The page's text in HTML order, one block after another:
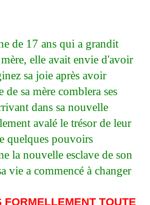
de 17 ans qui a grandit
elle avait envie d'avoir
sa joie après avoir
sa mère comblera ses
dans sa nouvelle
avalé le trésor de leur
quelques pouvoirs
la nouvelle esclave de son
vie a commencé à changer
FORMELLEMENT TOUTE